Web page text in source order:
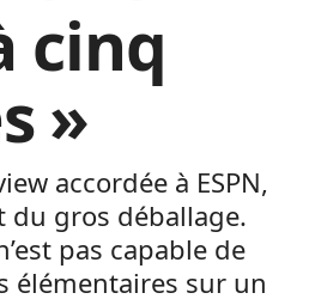
cinq
»
accordée à ESPN,
du gros déballage.
pas capable de
élémentaires sur un